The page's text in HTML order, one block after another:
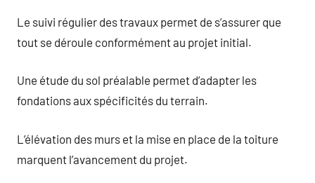
Le suivi régulier des travaux permet de s’assurer que
tout se déroule conformément au projet initial.
Une étude du sol préalable permet d’adapter les
fondations aux spécificités du terrain.
L’élévation des murs et la mise en place de la toiture
marquent l’avancement du projet.